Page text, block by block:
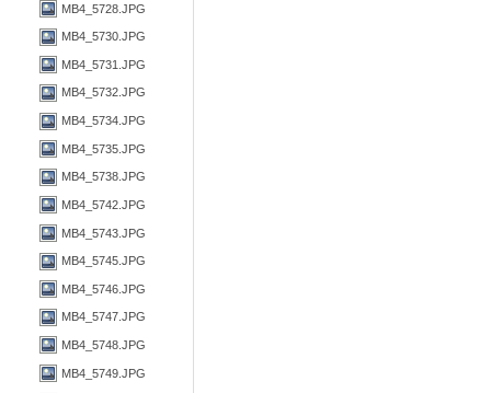
MB4_5728.JPG
MB4_5730.JPG
MB4_5731.JPG
MB4_5732.JPG
MB4_5734.JPG
MB4_5735.JPG
MB4_5738.JPG
MB4_5742.JPG
MB4_5743.JPG
MB4_5745.JPG
MB4_5746.JPG
MB4_5747.JPG
MB4_5748.JPG
MB4_5749.JPG